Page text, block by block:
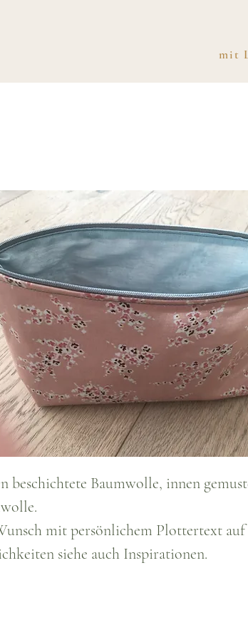
mit
beschichtete Baumwolle, innen
mit persönlichem Plottertext auf
siehe auch Inspirationen.